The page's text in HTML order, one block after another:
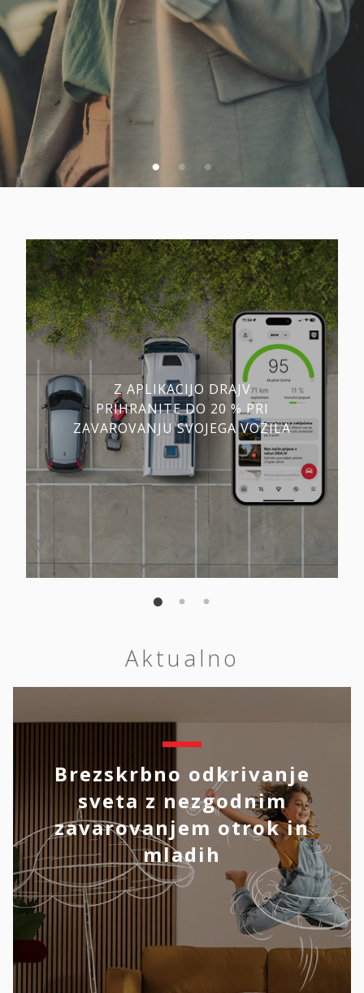
VSA SPLETNA PONUDBA
Z APLIKACIJO DRAJV
PRIHRANITE DO 20 % PRI
ZAVAROVANJU SVOJEGA VOZILA
Aktualno
Brezskrbno odkrivanje
sveta z nezgodnim
zavarovanjem otrok in
mladih